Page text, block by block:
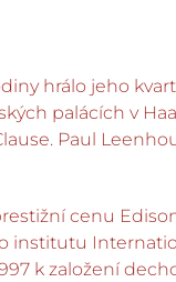
hrálo jeho
palácích v
Paul
cenu
k založení